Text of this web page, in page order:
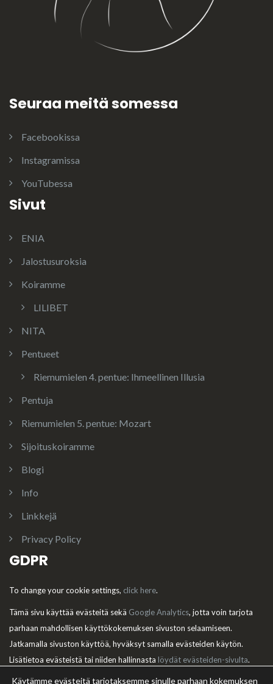
Seuraa meitä somessa
Facebookissa
Instagramissa
YouTubessa
Sivut
ENIA
Jalostusuroksia
Koiramme
LILIBET
NITA
Pentueet
Riemumielen 4. pentue: Ihmeellinen Illusia
Pentuja
Riemumielen 5. pentue: Mozart
Sijoituskoiramme
Blogi
Info
Linkkejä
Privacy Policy
GDPR
To change your cookie settings, click here.
Tämä sivu käyttää evästeitä sekä Google Analytics, jotta voin tarjota
parhaan mahdollisen käyttökokemuksen sivuston selaamiseen.
Jatkamalla sivuston käyttöä, hyväksyt samalla evästeiden käytön.
Lisätietoa evästeistä tai niiden hallinnasta löydät evästeiden-sivulta.
Käytämme evästeitä tarjotaksemme sinulle parhaan kokemuksen